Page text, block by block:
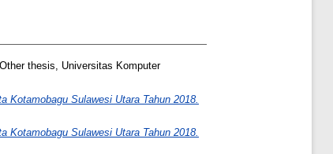
Other thesis, Universitas Komputer
Kotamobagu Sulawesi Utara Tahun 2018.
Kotamobagu Sulawesi Utara Tahun 2018.